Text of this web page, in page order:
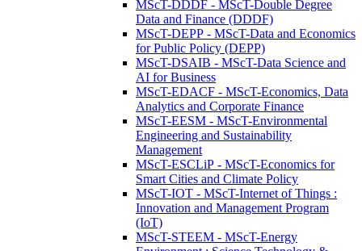
MScT-DDDF - MScT-Double Degree
Data and Finance (DDDF)
MScT-DEPP - MScT-Data and Economics
for Public Policy (DEPP)
MScT-DSAIB - MScT-Data Science and
AI for Business
MScT-EDACF - MScT-Economics, Data
Analytics and Corporate Finance
MScT-EESM - MScT-Environmental
Engineering and Sustainability
Management
MScT-ESCLiP - MScT-Economics for
Smart Cities and Climate Policy
MScT-IOT - MScT-Internet of Things :
Innovation and Management Program
(IoT)
MScT-STEEM - MScT-Energy